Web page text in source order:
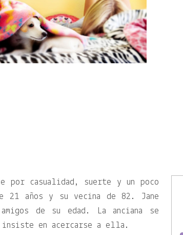
por casualidad, suerte y un poco
21 años y su vecina de 82. Jane
de su edad. La anciana se
en acercarse a ella.